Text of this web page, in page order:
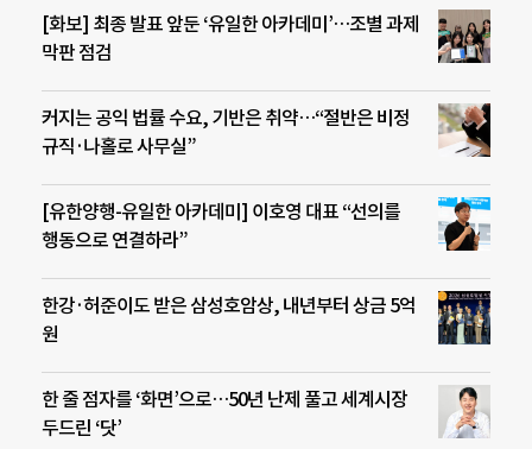
[화보] 최종 발표 앞둔 ‘유일한 아카데미’…조별 과제
막판 점검
커지는 공익 법률 수요, 기반은 취약…“절반은 비정
규직·나홀로 사무실”
[유한양행-유일한 아카데미] 이호영 대표 “선의를
행동으로 연결하라”
한강·허준이도 받은 삼성호암상, 내년부터 상금 5억
원
한 줄 점자를 ‘화면’으로…50년 난제 풀고 세계시장
두드린 ‘닷’